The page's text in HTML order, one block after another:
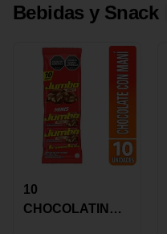
Bebidas y Snack
10
CHOCOLATINA